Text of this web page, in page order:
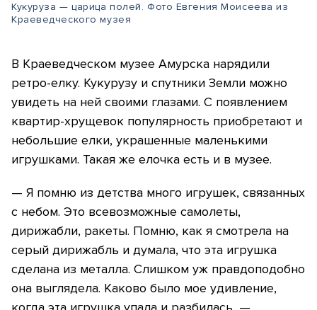
Кукуруза — царица полей. Фото Евгения Моисеева из
Краеведческого музея
В Краеведческом музее Амурска нарядили
ретро-елку. Кукурузу и спутники Земли можно
увидеть на ней своими глазами. С появлением
квартир-хрущевок популярность приобретают и
небольшие елки, украшенные маленькими
игрушками. Такая же елочка есть и в музее.
— Я помню из детства много игрушек, связанных
с небом. Это всевозможные самолеты,
дирижабли, ракеты. Помню, как я смотрела на
серый дирижабль и думала, что эта игрушка
сделана из металла. Слишком уж правдоподобно
она выглядела. Каково было мое удивление,